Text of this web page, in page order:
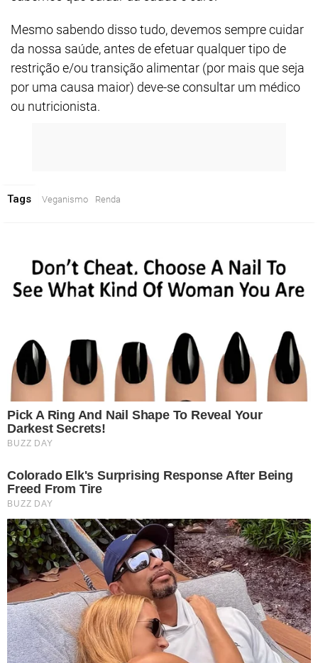
Mesmo sabendo disso tudo, devemos sempre cuidar
da nossa saúde, antes de efetuar qualquer tipo de
restrição e/ou transição alimentar (por mais que seja
por uma causa maior) deve-se consultar um médico
ou nutricionista.
Tags Veganismo Renda